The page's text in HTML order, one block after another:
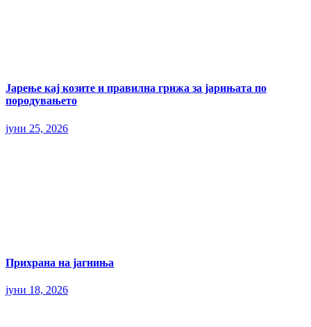
Јарење кај козите и правилна грижа за јарињата по
породувањето
јуни 25, 2026
Прихрана на јагниња
јуни 18, 2026